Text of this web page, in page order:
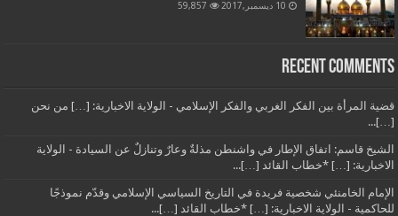
10 ديسمبر,2017 59,857
Recent Comments
قضية المرأة بين الفكر الغربي والفكر الإسلامي - الولاية الاخبارية: […] من نحن
[…]...
الشيخ قاسم: اتفاق الإطار في واشنطن مذلةٌ وعارٌ وتنازلٌ عن السيادة - الولاية
الاخبارية: […] *خطاب القائد […]...
الإمام الخامنئي شخصية فريدة في التاريخ السياسي الإسلامي وقدّم نموذجًا
للحاكمية - الولاية الاخبارية: […] *خطاب القائد […]...